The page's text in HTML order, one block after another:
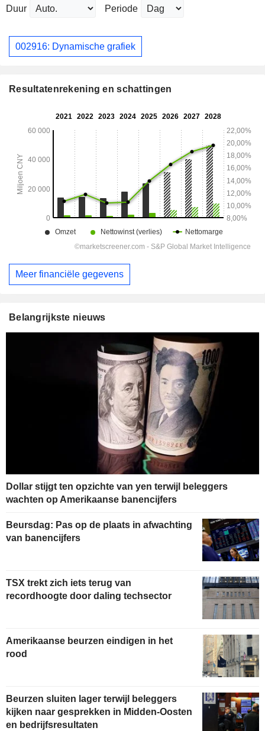
Duur Periode
002916: Dynamische grafiek
Resultatenrekening en schattingen
Meer financiële gegevens
Belangrijkste nieuws
Dollar stijgt ten opzichte van yen terwijl beleggers
wachten op Amerikaanse banencijfers
Beursdag: Pas op de plaats in afwachting
van banencijfers
TSX trekt zich iets terug van
recordhoogte door daling techsector
Amerikaanse beurzen eindigen in het
rood
Beurzen sluiten lager terwijl beleggers
kijken naar gesprekken in Midden-Oosten
en bedrijfsresultaten